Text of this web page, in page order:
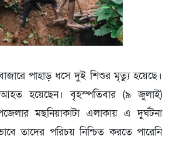
পাহাড় ধসে দুই শিশুর মৃত্যু হয়েছে।
হয়েছেন। বৃহস্পতিবার (৯ জুলাই)
মছনিয়াকাটা এলাকায় এ দুর্ঘটনা
তাদের পরিচয় নিশ্চিত করতে পারেনি